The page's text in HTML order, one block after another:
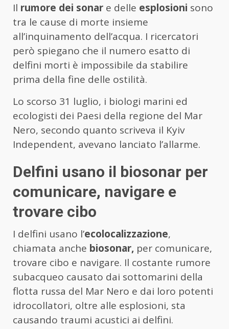
Il rumore dei sonar e delle esplosioni sono
tra le cause di morte insieme
all’inquinamento dell’acqua. I ricercatori
però spiegano che il numero esatto di
delfini morti è impossibile da stabilire
prima della fine delle ostilità.
Lo scorso 31 luglio, i biologi marini ed
ecologisti dei Paesi della regione del Mar
Nero, secondo quanto scriveva il Kyiv
Independent, avevano lanciato l’allarme.
Delfini usano il biosonar per
comunicare, navigare e
trovare cibo
I delfini usano l’ecolocalizzazione,
chiamata anche biosonar, per comunicare,
trovare cibo e navigare. Il costante rumore
subacqueo causato dai sottomarini della
flotta russa del Mar Nero e dai loro potenti
idrocollatori, oltre alle esplosioni, sta
causando traumi acustici ai delfini.